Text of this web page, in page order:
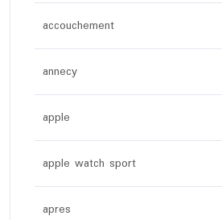
accouchement
annecy
apple
apple watch sport
apres